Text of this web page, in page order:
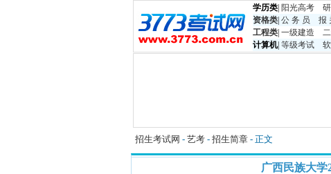
学历类 阳光高考
资格类 公 务 员 报
工程类 一级建造
计算机| 等级考试
招生考试网 - 艺考 - 招生简章 - 正文
广西民族大学